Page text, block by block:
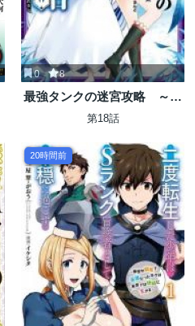
0 8
最強タンクの迷宮攻略 ～体
力9999のレアスキル持ちタン
れる～
第18話
20時間前